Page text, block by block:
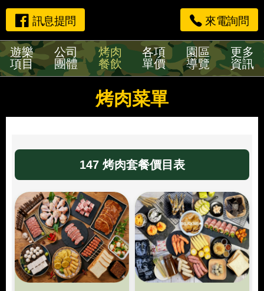
訊息提問 來電詢問
遊樂
項目
公司
團體
烤肉
餐飲
各項
單價
園區
導覽
更多
資訊
烤肉菜單
147 烤肉套餐價目表